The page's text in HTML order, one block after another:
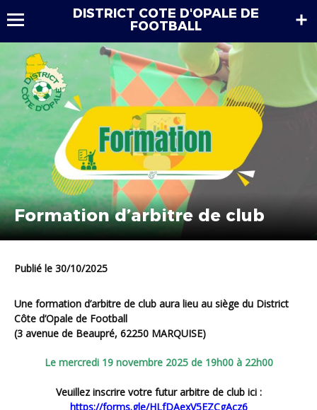
DISTRICT COTE D'OPALE DE
FOOTBALL
Formation d’arbitre de club
Publié le 30/10/2025
Une formation d’arbitre de club aura lieu au siège du District
Côte d’Opale de Football
(3 avenue de Beaupré, 62250 MARQUISE)
Le mercredi 19 novembre 2025 de 19h00 à 22h00
Veuillez inscrire votre futur arbitre de club ici :
https://forms.gle/HLfDAexV5EZCgAcz6